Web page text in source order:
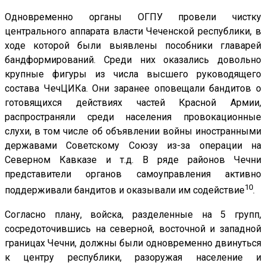
Одновременно органы ОГПУ провели чистку
центрального аппарата власти Чеченской республики, в
ходе которой были выявлены пособники главарей
бандформирований. Среди них оказались довольно
крупные фигуры из числа высшего руководящего
состава ЧечЦИКа. Они заранее оповещали бандитов о
готовящихся действиях частей Красной Армии,
распространяли среди населения провокационные
слухи, в том числе об объявлении войны иностранными
державами Советскому Союзу из-за операции на
Северном Кавказе и т.д. В ряде районов Чечни
представители органов самоуправления активно
поддерживали бандитов и оказывали им содействие10.
Согласно плану, войска, разделенные на 5 групп,
сосредоточившись на северной, восточной и западной
границах Чечни, должны были одновременно двинуться
к центру республики, разоружая население и